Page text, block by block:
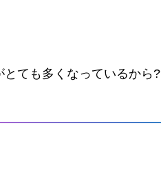
ても多くなっているから?